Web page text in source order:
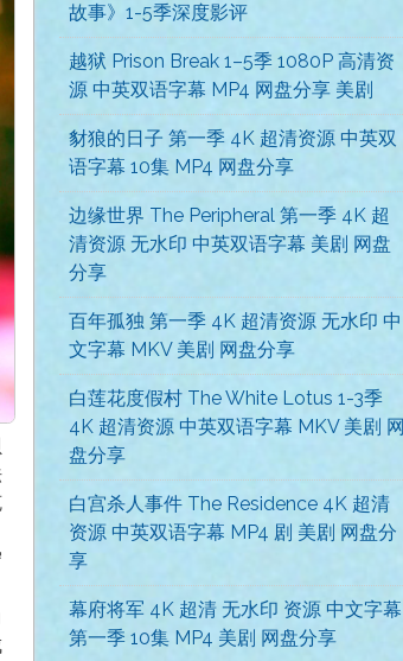
故事》1-5季深度影评
越狱 Prison Break 1–5季 1080P 高清资
源 中英双语字幕 MP4 网盘分享 美剧
豺狼的日子 第一季 4K 超清资源 中英双
语字幕 10集 MP4 网盘分享
边缘世界 The Peripheral 第一季 4K 超
清资源 无水印 中英双语字幕 美剧 网盘
分享
百年孤独 第一季 4K 超清资源 无水印 中
文字幕 MKV 美剧 网盘分享
白莲花度假村 The White Lotus 1-3季
4K 超清资源 中英双语字幕 MKV 美剧 网
盘分享
白宫杀人事件 The Residence 4K 超清
资源 中英双语字幕 MP4 剧 美剧 网盘分
享
幕府将军 4K 超清 无水印 资源 中文字幕
第一季 10集 MP4 美剧 网盘分享